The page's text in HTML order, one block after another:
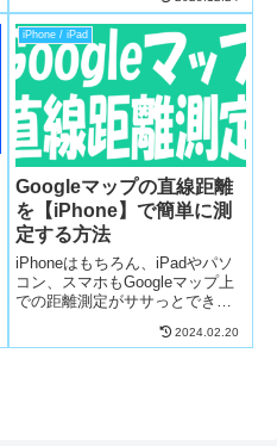
さを数値でバシッと変更できる
とっても簡単な方法を画像を見
ながら解説します。とっても簡
単で便利ですので、一緒にやり
ましょ！
iPhone / iPad
Googleマップの直線距離
を【iPhone】で簡単に測
定する方法
iPhoneはもちろん、iPadやパソ
コン、スマホもGoogleマップ上
での距離測定がササっとできる
り、どっちの駅が近いかなぁ？
2024.02.20